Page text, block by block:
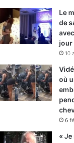
Le
de
jour
10
où
6
«